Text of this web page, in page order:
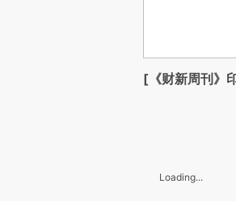
[《财新周刊》
Loading...